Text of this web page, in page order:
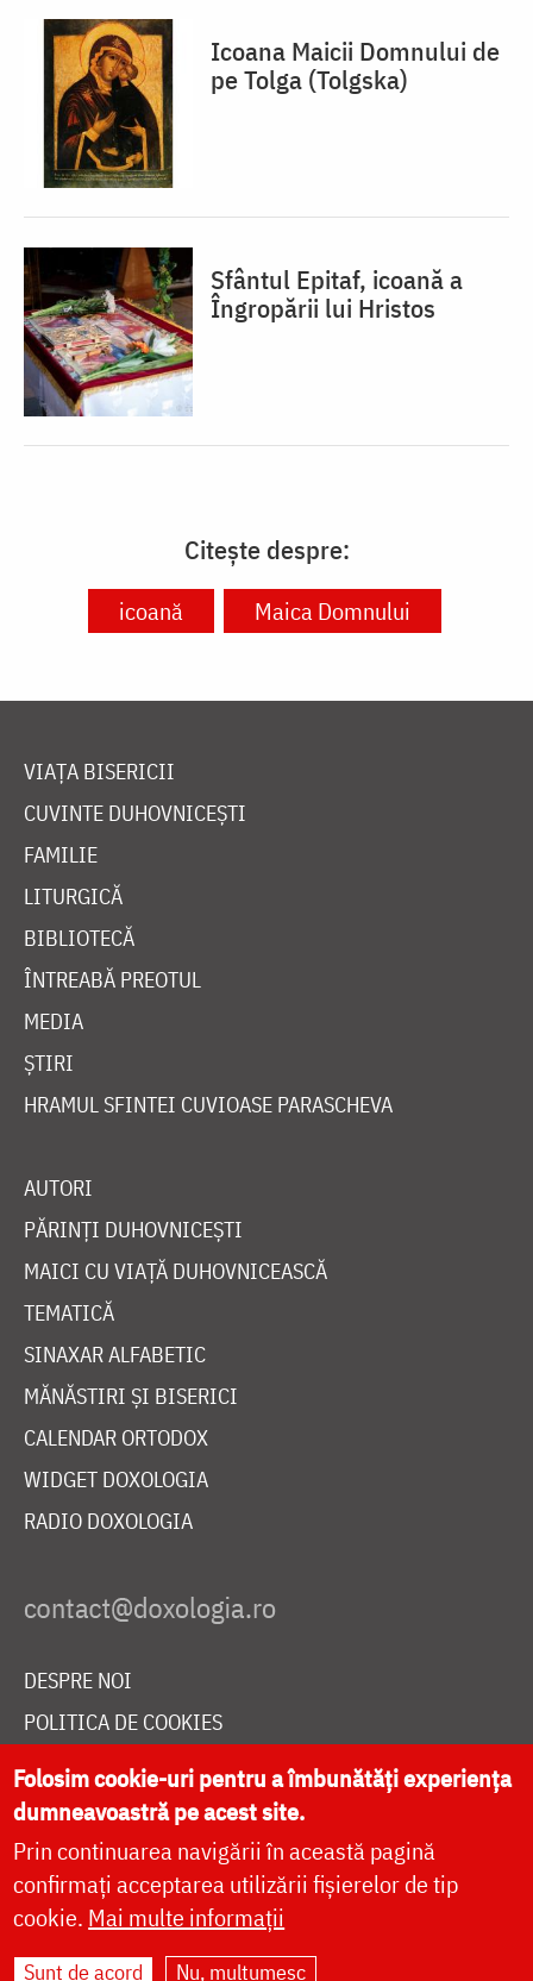
Icoana Maicii Domnului de
pe Tolga (Tolgska)
Sfântul Epitaf, icoană a
Îngropării lui Hristos
Citește despre:
icoană Maica Domnului
VIAȚA BISERICII
CUVINTE DUHOVNICEȘTI
FAMILIE
LITURGICĂ
BIBLIOTECĂ
ÎNTREABĂ PREOTUL
MEDIA
ȘTIRI
HRAMUL SFINTEI CUVIOASE PARASCHEVA
AUTORI
PĂRINȚI DUHOVNICEȘTI
MAICI CU VIAȚĂ DUHOVNICEASCĂ
TEMATICĂ
SINAXAR ALFABETIC
MĂNĂSTIRI ȘI BISERICI
CALENDAR ORTODOX
WIDGET DOXOLOGIA
RADIO DOXOLOGIA
DESPRE NOI
POLITICA DE COOKIES
DONEAZĂ ONLINE PENTRU CATEDRALA NAȚIONALĂ
LIVE
Site dezvoltat deDOXOLOGIA MEDIA
Folosim cookie-uri pentru a îmbunătăți experiența
dumneavoastră pe acest site.
Prin continuarea navigării în această pagină
confirmați acceptarea utilizării fișierelor de tip
cookie. Mai multe informații
Sunt de acord Nu, mulțumesc